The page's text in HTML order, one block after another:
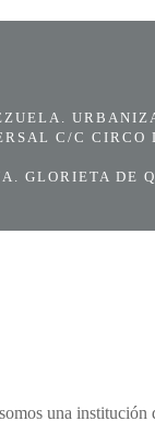
C/C CIRCO
GLORIETA DE
una institución